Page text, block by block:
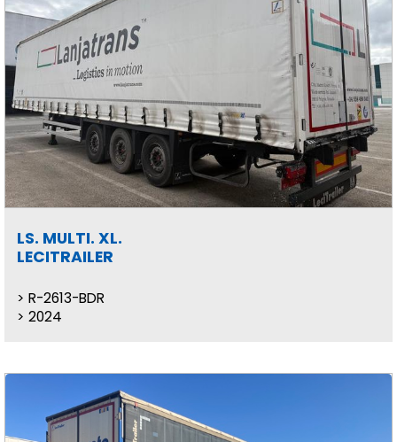
LS. MULTI. XL.
LECITRAILER
R-2613-BDR
2024